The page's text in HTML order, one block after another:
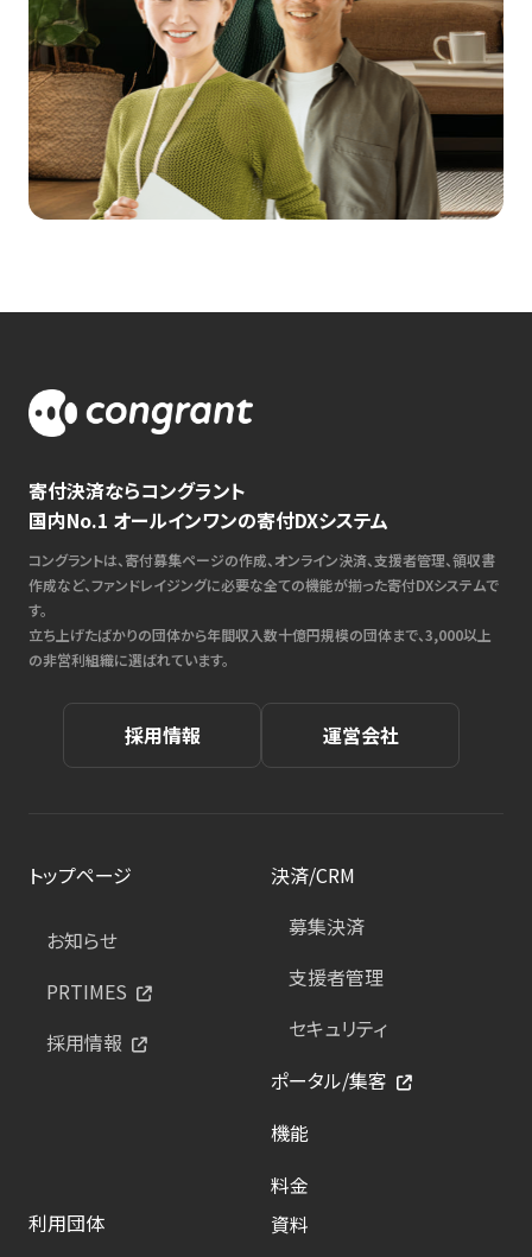
寄付決済ならコングラント
国内No.1 オールインワンの寄付DXシステム
コングラントは、寄付募集ページの作成、オンライン決済、支援者管理、領収書
作成など、ファンドレイジングに必要な全ての機能が揃った寄付DXシステムで
す。
立ち上げたばかりの団体から年間収入数十億円規模の団体まで、3,000以上
の非営利組織に選ばれています。
採用情報 運営会社
トップページ
お知らせ
PRTIMES
採用情報
決済/CRM
募集決済
支援者管理
セキュリティ
ポータル/集客
機能
料金
利用団体
資料